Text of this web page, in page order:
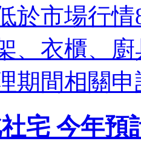
於市場行
、衣櫃、
期間相關申
宅 今年預